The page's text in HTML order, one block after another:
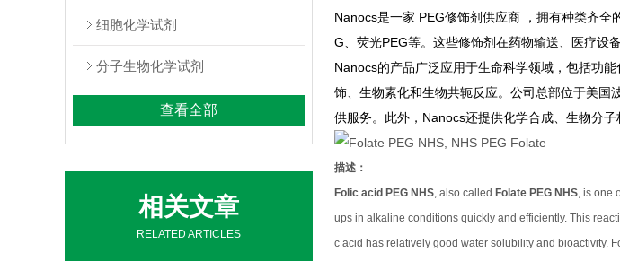
细胞化学试剂
分子生物化学试剂
查看全部
相关文章
RELATED ARTICLES
Nanocs是一家 PEG修饰剂供应商 ，拥有种类齐全
G、荧光PEG等。这些修饰剂在药物输送、医疗设
Nanocs的产品广泛应用于生命科学领域，包括功
饰、生物素化和生物共轭反应。公司总部位于美国
供服务。此外，Nanocs还提供化学合成、生物分子
描述：
Folic acid PEG NHS, also called Folate PEG NHS, is one
ups in alkaline conditions quickly and efficiently. This
c acid has relatively good water solubility and bioactivity.